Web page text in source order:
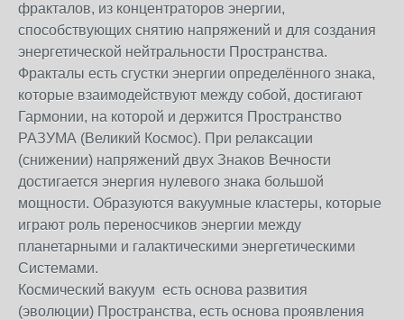
фракталов, из концентраторов энергии,
способствующих снятию напряжений и для создания
энергетической нейтральности Пространства.
Фракталы есть сгустки энергии определённого знака,
которые взаимодействуют между собой, достигают
Гармонии, на которой и держится Пространство
РАЗУМА (Великий Космос). При релаксации
(снижении) напряжений двух Знаков Вечности
достигается энергия нулевого знака большой
мощности. Образуются вакуумные кластеры, которые
играют роль переносчиков энергии между
планетарными и галактическими энергетическими
Системами.
Космический вакуум есть основа развития
(эволюции) Пространства, есть основа проявления